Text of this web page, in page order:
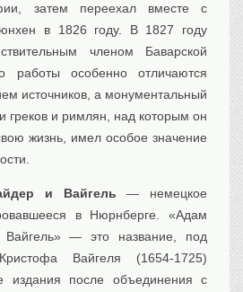
затем переехал вместе с
в 1826 году. В 1827 году
членом Баварской
работы особенно отличаются
источников, а монументальный
греков и римлян, над которым он
жизнь, имел особое значение
и Вайгель — немецкое
в Нюрнберге. «Адам
— это название, под
Вайгеля (1654-1725)
издания после объединения с